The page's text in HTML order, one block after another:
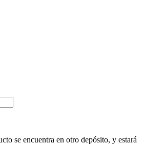
se encuentra en otro depósito, y estará